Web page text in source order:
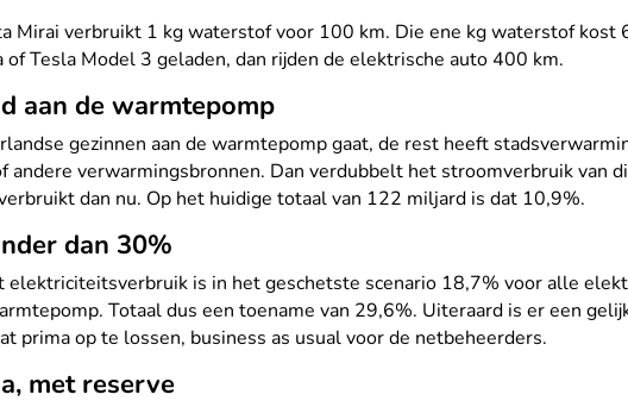
Mirai verbruikt 1 kg waterstof voor 100 km. Die ene kg waterstof
of Tesla Model 3 geladen, dan rijden de elektrische auto 400 km.
aan de warmtepomp
gezinnen aan de warmtepomp gaat, de rest heeft
andere verwarmingsbronnen. Dan verdubbelt het stroomverbruik van
dan nu. Op het huidige totaal van 122 miljard is dat 10,9%.
dan 30%
elektriciteitsverbruik is in het geschetste scenario 18,7% voor alle
Totaal dus een toename van 29,6%. Uiteraard is er een
prima op te lossen, business as usual voor de netbeheerders.
met reserve